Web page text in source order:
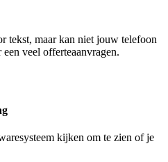
tekst, maar kan niet jouw telefoon
een veel offerteaanvragen.
kijken om te zien of je